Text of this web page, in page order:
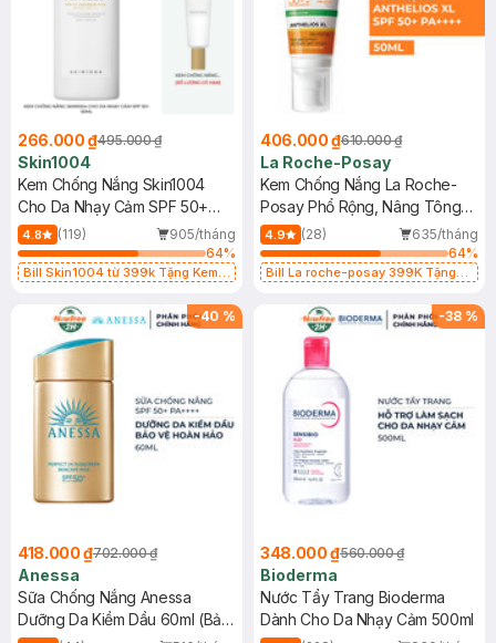
266.000 ₫495.000 ₫
Skin1004
Kem Chống Nắng Skin1004
Cho Da Nhạy Cảm SPF 50+
50ml
4.8 (119)
905/tháng
64%
Bill Skin1004 từ 399k Tặng Kem
SPF 50+ 20ml (SL Có Hạn)
406.000 ₫610.000 ₫
La Roche-Posay
Kem Chống Nắng La Roche-
Posay Phổ Rộng, Nâng Tông
Kiềm Dầu 50ml
4.9 (28)
635/tháng
64%
Bill La roche-posay 399K Tặng
(SL có hạn)
-40 %
418.000 ₫702.000 ₫
Anessa
Sữa Chống Nắng Anessa
Dưỡng Da Kiềm Dầu 60ml (Bản
-38 %
348.000 ₫560.000 ₫
Bioderma
Nước Tẩy Trang Bioderma
Dành Cho Da Nhạy Cảm 500ml